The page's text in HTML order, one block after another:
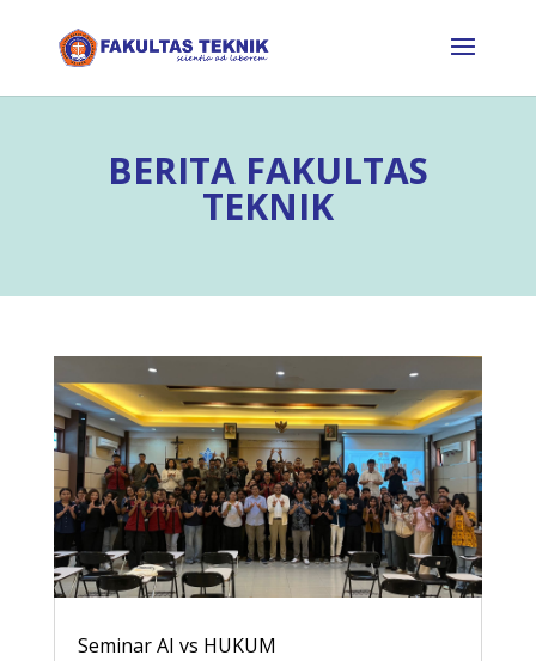
BERITA FAKULTAS
TEKNIK
Seminar AI vs HUKUM